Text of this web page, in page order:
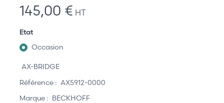
145,00 € HT
Etat
Occasion
AX-BRIDGE
Référence : AX5912-0000
Marque : BECKHOFF